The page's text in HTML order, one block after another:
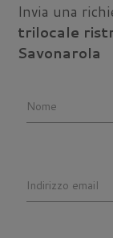
Invia una
trilocale
Savonarola
Nome
Indirizzo email